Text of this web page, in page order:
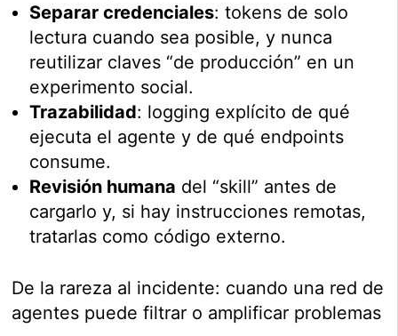
Separar credenciales: tokens de solo
lectura cuando sea posible, y nunca
reutilizar claves “de producción” en un
experimento social.
Trazabilidad: logging explícito de qué
ejecuta el agente y de qué endpoints
consume.
Revisión humana del “skill” antes de
cargarlo y, si hay instrucciones remotas,
tratarlas como código externo.
De la rareza al incidente: cuando una red de
agentes puede filtrar o amplificar problemas